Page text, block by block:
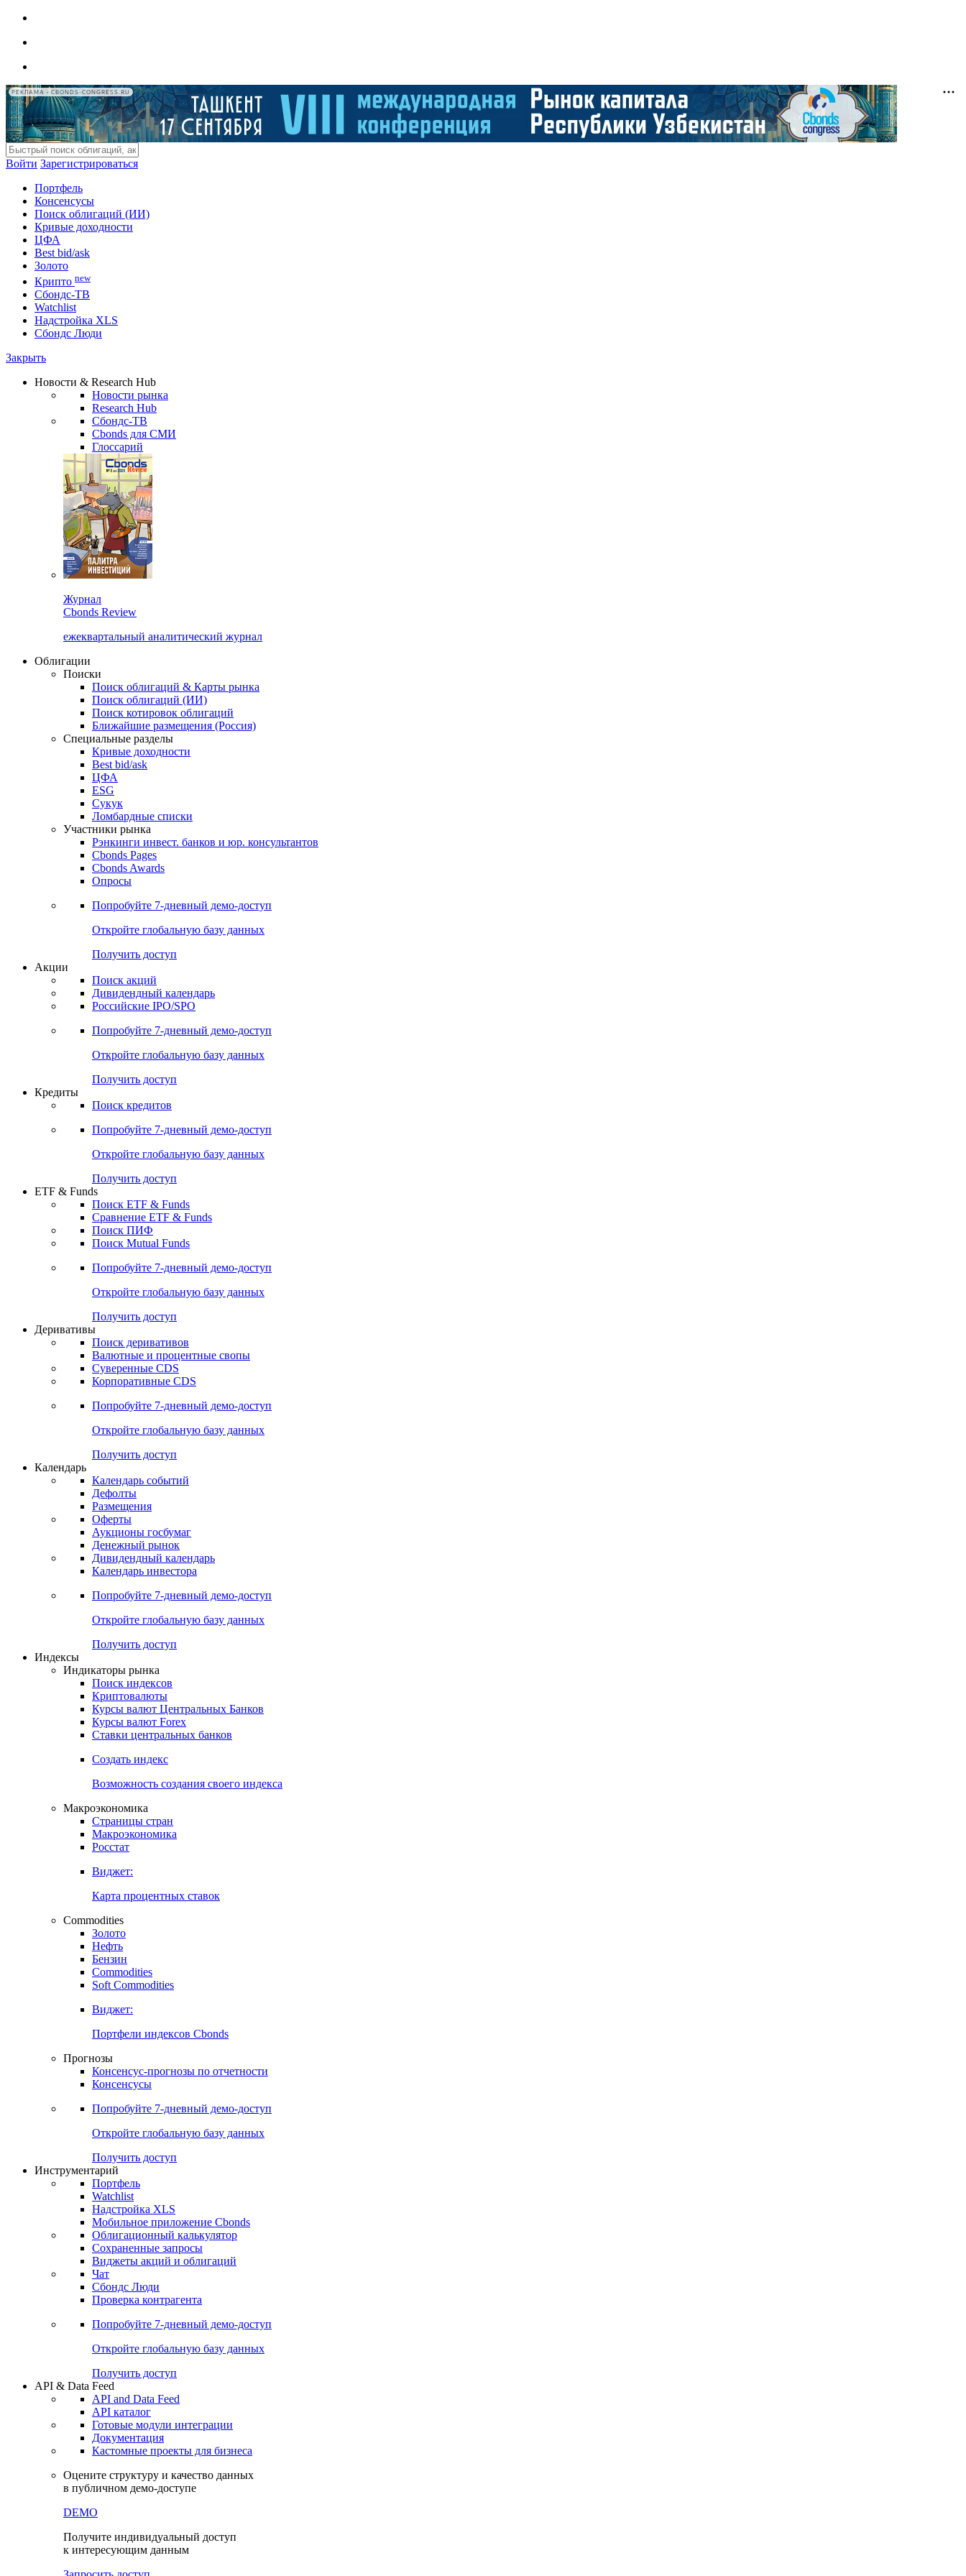
РЕКЛАМА • CBONDS-CONGRESS.RU
Войти Зарегистрироваться
Портфель
Консенсусы
Поиск облигаций (ИИ)
Кривые доходности
ЦФА
Best bid/ask
Золото
Крипто new
Сбондс-ТВ
Watchlist
Надстройка XLS
Сбондс Люди
Закрыть
Новости & Research Hub
Новости рынка
Research Hub
Сбондс-ТВ
Cbonds для СМИ
Глоссарий
Журнал
Cbonds Review
ежеквартальный аналитический журнал
Облигации
Поиски
Поиск облигаций & Карты рынка
Поиск облигаций (ИИ)
Поиск котировок облигаций
Ближайшие размещения (Россия)
Специальные разделы
Кривые доходности
Best bid/ask
ЦФА
ESG
Сукук
Ломбардные списки
Участники рынка
Рэнкинги инвест. банков и юр. консультантов
Cbonds Pages
Cbonds Awards
Опросы
Попробуйте 7-дневный демо-доступ
Откройте глобальную базу данных
Получить доступ
Акции
Поиск акций
Дивидендный календарь
Российские IPO/SPO
Попробуйте 7-дневный демо-доступ
Откройте глобальную базу данных
Получить доступ
Кредиты
Поиск кредитов
Попробуйте 7-дневный демо-доступ
Откройте глобальную базу данных
Получить доступ
ETF & Funds
Поиск ETF & Funds
Сравнение ETF & Funds
Поиск ПИФ
Поиск Mutual Funds
Попробуйте 7-дневный демо-доступ
Откройте глобальную базу данных
Получить доступ
Деривативы
Поиск деривативов
Валютные и процентные свопы
Суверенные CDS
Корпоративные CDS
Попробуйте 7-дневный демо-доступ
Откройте глобальную базу данных
Получить доступ
Календарь
Календарь событий
Дефолты
Размещения
Оферты
Аукционы госбумаг
Денежный рынок
Дивидендный календарь
Календарь инвестора
Попробуйте 7-дневный демо-доступ
Откройте глобальную базу данных
Получить доступ
Индексы
Индикаторы рынка
Поиск индексов
Криптовалюты
Курсы валют Центральных Банков
Курсы валют Forex
Ставки центральных банков
Создать индекс
Возможность создания своего индекса
Макроэкономика
Страницы стран
Макроэкономика
Росстат
Виджет:
Карта процентных ставок
Commodities
Золото
Нефть
Бензин
Commodities
Soft Commodities
Виджет:
Портфели индексов Cbonds
Прогнозы
Консенсус-прогнозы по отчетности
Консенсусы
Попробуйте 7-дневный демо-доступ
Откройте глобальную базу данных
Получить доступ
Инструментарий
Портфель
Watchlist
Надстройка XLS
Мобильное приложение Cbonds
Облигационный калькулятор
Сохраненные запросы
Виджеты акций и облигаций
Чат
Сбондс Люди
Проверка контрагента
Попробуйте 7-дневный демо-доступ
Откройте глобальную базу данных
Получить доступ
API & Data Feed
API and Data Feed
API каталог
Готовые модули интеграции
Документация
Кастомные проекты для бизнеса
Оцените структуру и качество данных
в публичном демо-доступе
DEMO
Получите индивидуальный доступ
к интересующим данным